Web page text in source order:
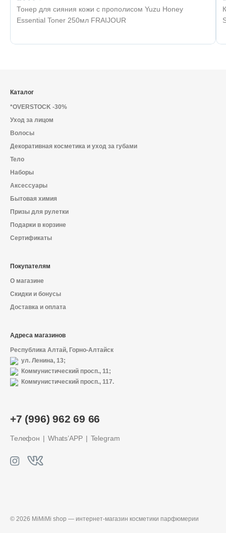
Тонер для сияния кожи с прополисом Yuzu Honey
Essential Toner 250мл FRAIJOUR
+7 (996) 962 69 66
Телефон Whats’APP Telegram
Каталог
*OVERSTOCK -30%
Уход за лицом
Волосы
Декоративная косметика и уход за губами
Тело
Наборы
Аксессуары
Бытовая химия
Призы для рулетки
Подарки в корзине
Сертификаты
Покупателям
О магазине
Скидки и бонусы
Доставка и оплата
Адреса магазинов
Республика Алтай, Горно-Алтайск
ул. Ленина, 13;
Коммунистический просп., 11;
Коммунистический просп., 117.
© 2026 MiMiMi shop — интернет-магазин косметики парфюмерии